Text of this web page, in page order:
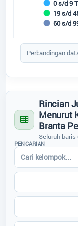
Regulasi
Bantuan Desa
Kode
Kode
Alamat
0 s/d 9
19 s/d
60 s/d
End of interactive
Perbandingan
Rincian
Menurut
Branta
Seluruh
PENCARIAN